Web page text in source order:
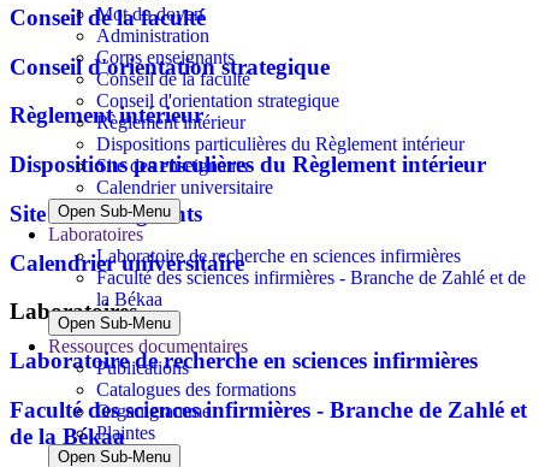
Mot du doyen
Administration
Corps enseignants
Conseil de la faculté
Conseil d'orientation strategique
Règlement intérieur
Dispositions particulières du Règlement intérieur
Site des enseignants
Calendrier universitaire
Open Sub-Menu
Laboratoires
Laboratoire de recherche en sciences infirmières
Faculté des sciences infirmières - Branche de Zahlé et de
la Békaa
Open Sub-Menu
Ressources documentaires
Publications
Catalogues des formations
Organigramme
Plaintes
Open Sub-Menu
Conseil de la faculté
Conseil d'orientation strategique
Règlement intérieur
Dispositions particulières du Règlement intérieur
Site des enseignants
Calendrier universitaire
Laboratoires
Laboratoire de recherche en sciences infirmières
Faculté des sciences infirmières - Branche de Zahlé et
de la Békaa